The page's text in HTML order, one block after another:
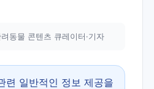
동물 콘텐츠 큐레이터·기자
련 일반적인 정보 제공을